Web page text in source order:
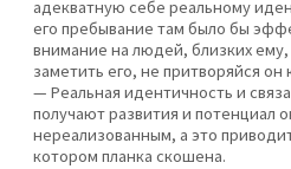
адекватную себе реальному
его пребывание там было бы
внимание на людей, близких
заметить его, не притворяйся он
— Реальная идентичность и
получают развития и потенциал
нереализованным, а это
котором планка скошена.